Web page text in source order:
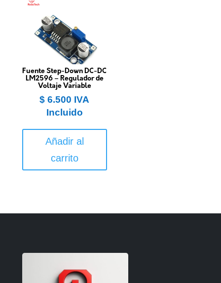
Fuente Step-Down DC-DC
LM2596 – Regulador de
Voltaje Variable
$ 6.500 IVA
Incluido
Añadir al
carrito